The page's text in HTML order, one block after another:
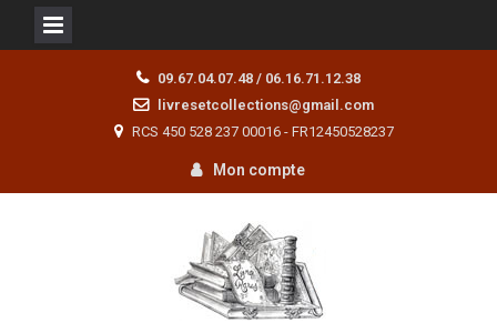
09.67.04.07.48 / 06.16.71.12.38
livresetcollections@gmail.com
RCS 450 528 237 00016 - FR12450528237
Mon compte